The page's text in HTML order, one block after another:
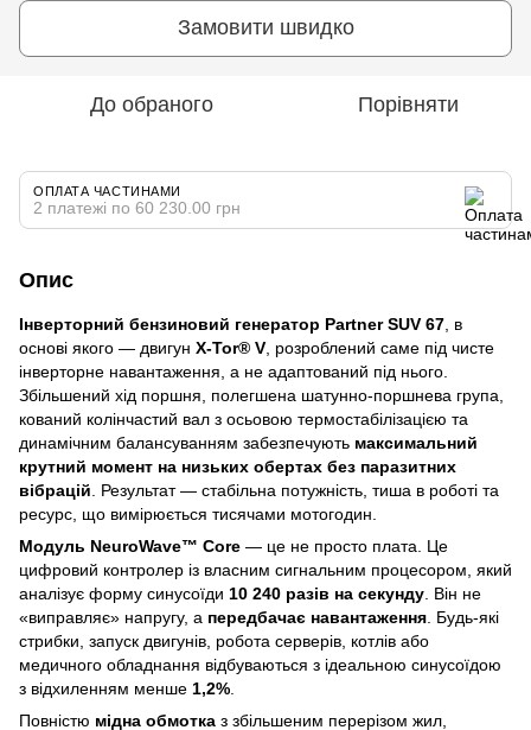
Замовити швидко
До обраного Порівняти
ОПЛАТА ЧАСТИНАМИ
2 платежі по 60 230.00 грн
Опис
Інверторний бензиновий генератор Partner SUV 67 , в
основі якого — двигун X-Tor® V , розроблений саме під чисте
інверторне навантаження, а не адаптований під нього.
Збільшений хід поршня, полегшена шатунно-поршнева група,
кований колінчастий вал з осьовою термостабілізацією та
динамічним балансуванням забезпечують максимальний
крутний момент на низьких обертах без паразитних
вібрацій . Результат — стабільна потужність, тиша в роботі та
ресурс, що вимірюється тисячами мотогодин.
Модуль NeuroWave™ Core — це не просто плата. Це
цифровий контролер із власним сигнальним процесором, який
аналізує форму синусоїди 10 240 разів на секунду . Він не
«виправляє» напругу, а передбачає навантаження . Будь-які
стрибки, запуск двигунів, робота серверів, котлів або
медичного обладнання відбуваються з ідеальною синусоїдою
з відхиленням менше 1,2%
Повністю мідна обмотка з збільшеним перерізом жил,